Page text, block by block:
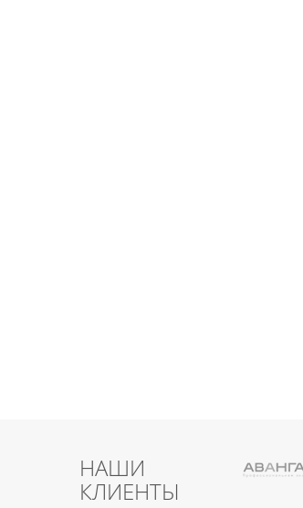
НАШИ
КЛИЕНТЫ